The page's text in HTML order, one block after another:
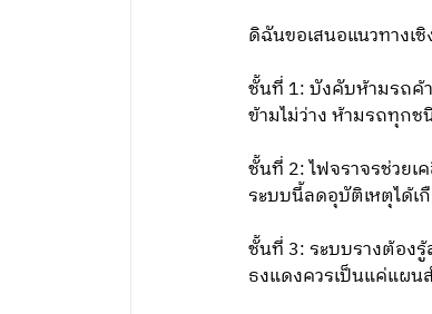
ดิฉันขอเสนอแนวทางเ
ชั้นที่ 1: บังคับห้ามรถค้
ข้ามไม่ว่าง ห้ามรถทุกช
ชั้นที่ 2: ไฟจราจรช่วยเ
ระบบนี้ลดอุบัติเหตุได้เ
ชั้นที่ 3: ระบบรางต้อง
ธงแดงควรเป็นแค่แผน